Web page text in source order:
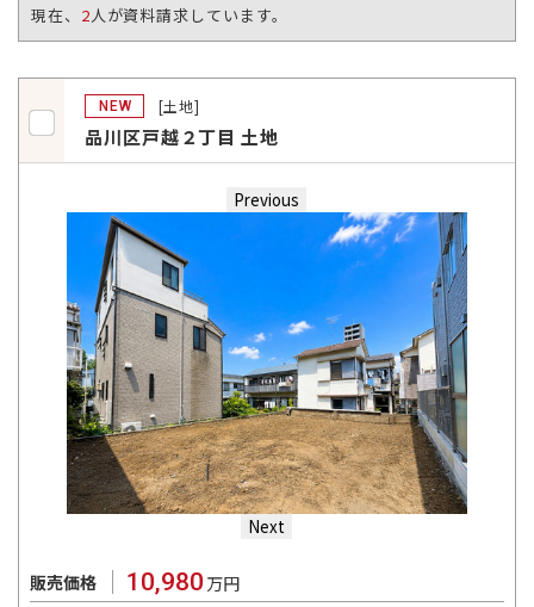
現在、 2人が資料請求しています。
NEW [土地]
品川区戸越２丁目 土地
Previous
Next
販売価格 10,980 万円